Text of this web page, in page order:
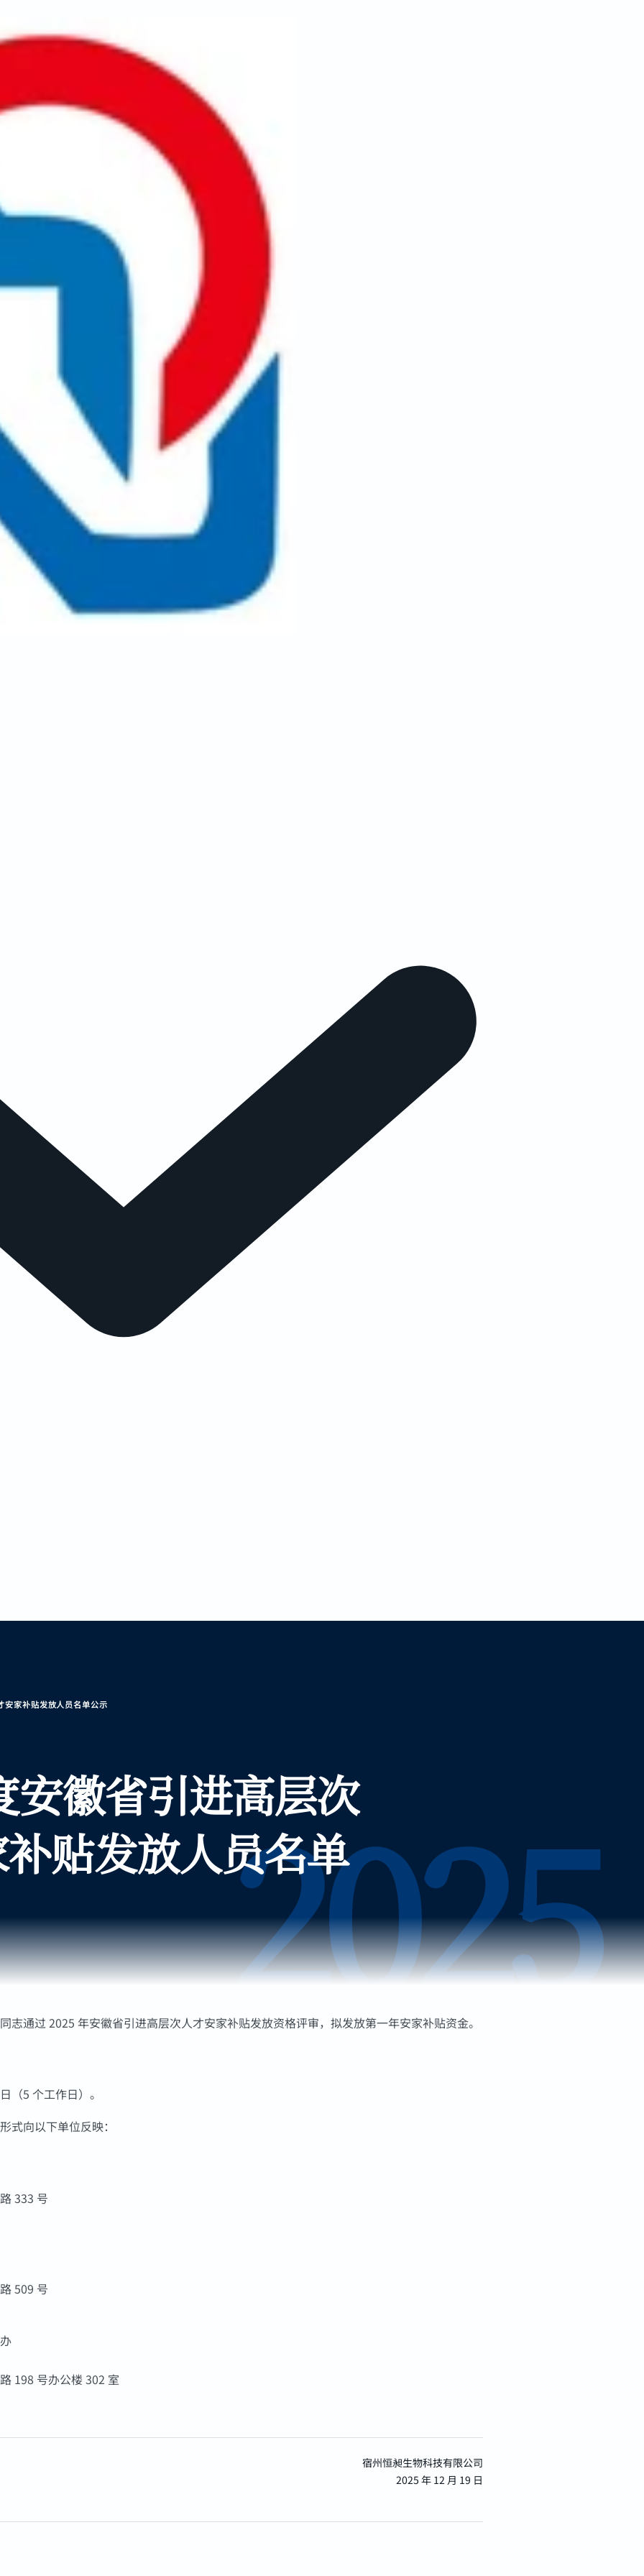
2025
家补贴发放人员名单公示
安徽省引进高层次
贴发放人员名单
志通过 2025 年安徽省引进高层次人才安家补贴发放资格评审，拟发放第一年安家补贴资金。
（5 个工作日）。
式向以下单位反映：
333 号
509 号
198 号办公楼 302 室
宿州恒昶生物科技有限公司
2025 年 12 月 19 日